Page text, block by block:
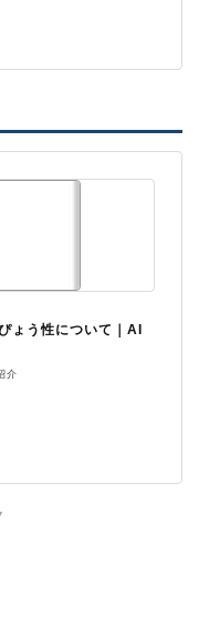
ょう性について｜AI
介